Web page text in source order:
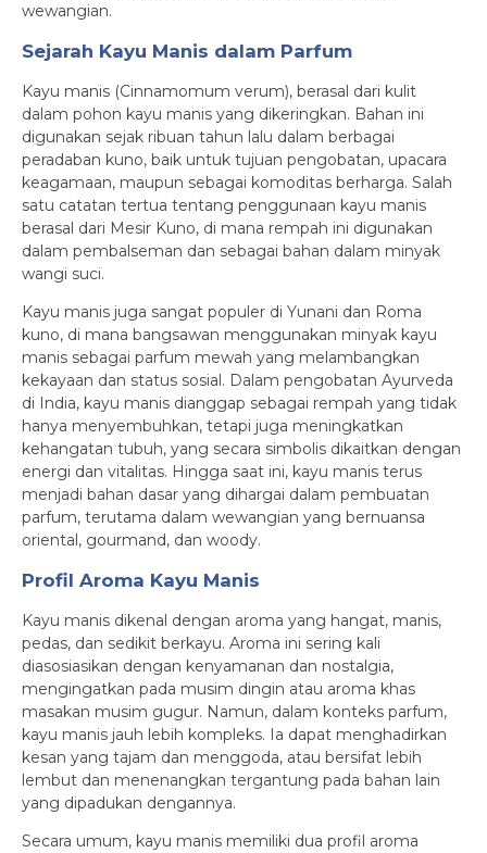
wewangian.
Sejarah Kayu Manis dalam Parfum
Kayu manis (Cinnamomum verum), berasal dari kulit
dalam pohon kayu manis yang dikeringkan. Bahan ini
digunakan sejak ribuan tahun lalu dalam berbagai
peradaban kuno, baik untuk tujuan pengobatan, upacara
keagamaan, maupun sebagai komoditas berharga. Salah
satu catatan tertua tentang penggunaan kayu manis
berasal dari Mesir Kuno, di mana rempah ini digunakan
dalam pembalseman dan sebagai bahan dalam minyak
wangi suci.
Kayu manis juga sangat populer di Yunani dan Roma
kuno, di mana bangsawan menggunakan minyak kayu
manis sebagai parfum mewah yang melambangkan
kekayaan dan status sosial. Dalam pengobatan Ayurveda
di India, kayu manis dianggap sebagai rempah yang tidak
hanya menyembuhkan, tetapi juga meningkatkan
kehangatan tubuh, yang secara simbolis dikaitkan dengan
energi dan vitalitas. Hingga saat ini, kayu manis terus
menjadi bahan dasar yang dihargai dalam pembuatan
parfum, terutama dalam wewangian yang bernuansa
oriental, gourmand, dan woody.
Profil Aroma Kayu Manis
Kayu manis dikenal dengan aroma yang hangat, manis,
pedas, dan sedikit berkayu. Aroma ini sering kali
diasosiasikan dengan kenyamanan dan nostalgia,
mengingatkan pada musim dingin atau aroma khas
masakan musim gugur. Namun, dalam konteks parfum,
kayu manis jauh lebih kompleks. Ia dapat menghadirkan
kesan yang tajam dan menggoda, atau bersifat lebih
lembut dan menenangkan tergantung pada bahan lain
yang dipadukan dengannya.
Secara umum, kayu manis memiliki dua profil aroma